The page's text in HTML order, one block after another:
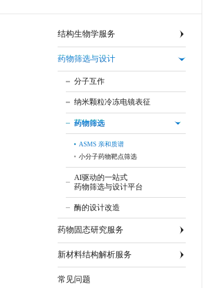
结构生物学服务
药物筛选与设计
分子互作
纳米颗粒冷冻电镜表征
药物筛选
ASMS 亲和质谱
小分子药物靶点筛选
AI驱动的一站式
药物筛选与设计平台
酶的设计改造
药物固态研究服务
新材料结构解析服务
常见问题